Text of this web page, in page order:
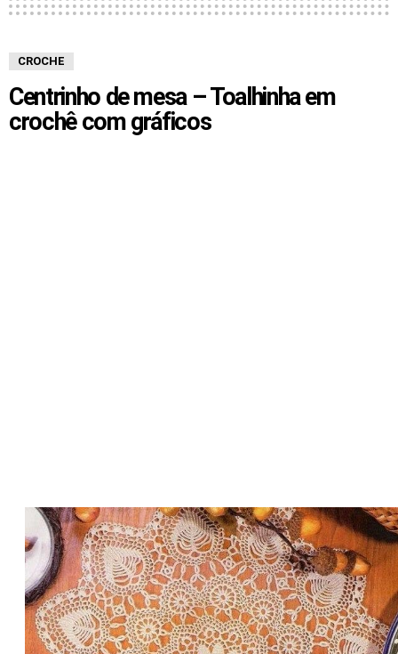
CROCHE
Centrinho de mesa – Toalhinha em
crochê com gráficos